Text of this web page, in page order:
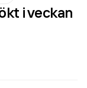
i veckan